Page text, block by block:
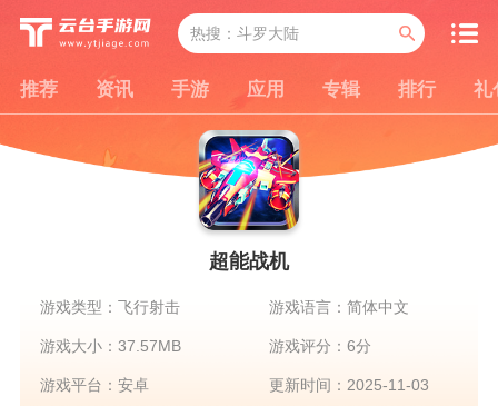
推荐 资讯 手游 应用 专辑 排行 礼
超能战机
游戏类型：飞行射击 游戏语言：简体中文
游戏大小：37.57MB 游戏评分：6分
游戏平台：安卓 更新时间：2025-11-03